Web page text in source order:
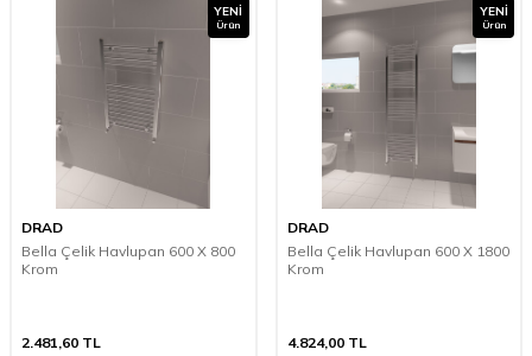
YENI
Ürün
DRAD
Bella Çelik Havlupan 600 X 800
Krom
2.481,60 TL
YENI
Ürün
DRAD
Bella Çelik Havlupan 600 X 1800
Krom
4.824,00TL